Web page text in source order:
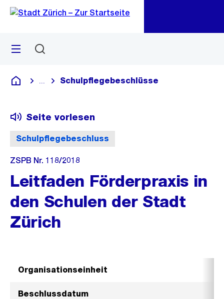
Navigation
Sprunglink
Menü
Deutsch
Blende alle Breadcrumbs ein
Schulpflegebeschlüsse
Schulpflegebeschluss
Seite vorlesen
ZSPB Nr. 118/2018
Leitfaden Förderpraxis in
den Schulen der Stadt
Zürich
Organisationseinheit
Beschlussdatum